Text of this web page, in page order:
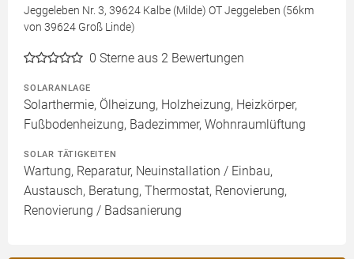
Jeggeleben Nr. 3, 39624 Kalbe (Milde) OT Jeggeleben (56km
von 39624 Groß Linde)
0 Sterne aus 2 Bewertungen
SOLARANLAGE
Solarthermie, Ölheizung, Holzheizung, Heizkörper,
Fußbodenheizung, Badezimmer, Wohnraumlüftung
SOLAR TÄTIGKEITEN
Wartung, Reparatur, Neuinstallation / Einbau,
Austausch, Beratung, Thermostat, Renovierung,
Renovierung / Badsanierung